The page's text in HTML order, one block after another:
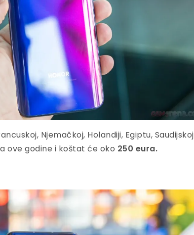
Njemačkoj, Holandiji, Egiptu, Saudijskoj
ove godine i koštat će oko 250 eura.